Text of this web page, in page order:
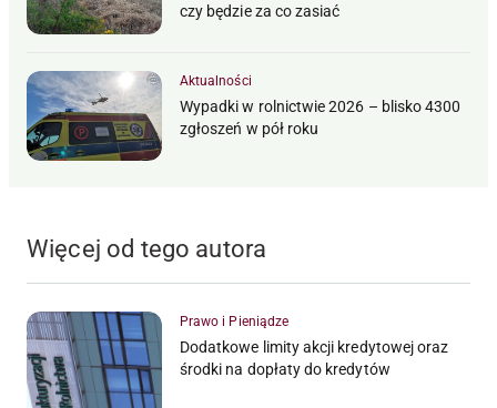
czy będzie za co zasiać
Aktualności
Wypadki w rolnictwie 2026 – blisko 4300
zgłoszeń w pół roku
Więcej od tego autora
Prawo i Pieniądze
Dodatkowe limity akcji kredytowej oraz
środki na dopłaty do kredytów